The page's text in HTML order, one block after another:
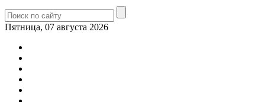
Пятница, 07 августа 2026